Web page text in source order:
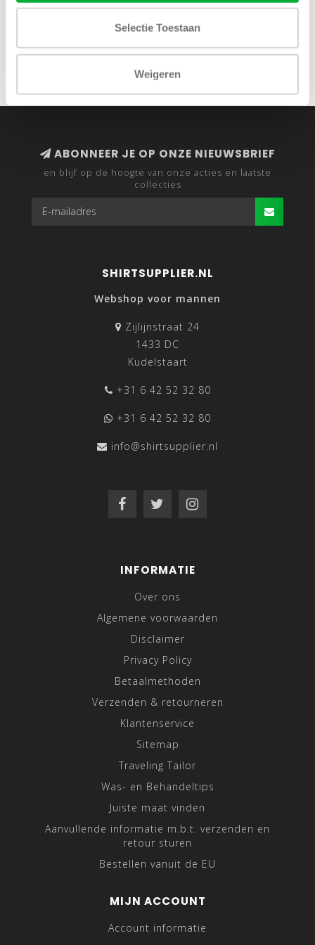
Selectie Toestaan
Weigeren
Vakantiegeld Deals: 2 NZA slim fit truien voor €100.
U ontvangt een korting van 87,64% op de 2de NZA trui.
ABONNEER JE OP ONZE NIEUWSBRIEF
en blijf op de hoogte van onze acties en laatste
collecties
SHIRTSUPPLIER.NL
Webshop voor mannen
Zijlijnstraat 24
1433 DC
Kudelstaart
+31 6 42 52 32 80
+31 6 42 52 32 80
info@shirtsupplier.nl
INFORMATIE
Over ons
Algemene voorwaarden
Disclaimer
Privacy Policy
Betaalmethoden
Verzenden & retourneren
Klantenservice
Sitemap
Traveling Tailor
Was- en Behandeltips
Juiste maat vinden
Aanvullende informatie m.b.t. verzenden en
retour sturen
Bestellen vanuit de EU
MIJN ACCOUNT
Account informatie